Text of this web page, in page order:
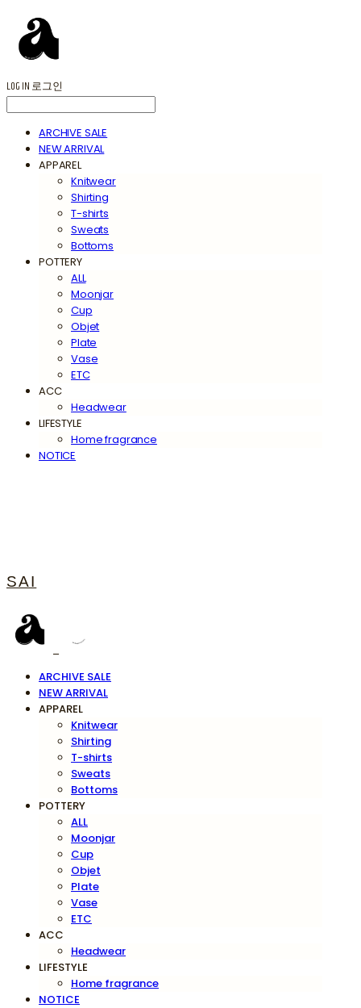
LOG IN 로그인
ARCHIVE SALE
NEW ARRIVAL
APPAREL
Knitwear
Shirting
T-shirts
Sweats
Bottoms
POTTERY
ALL
Moonjar
Cup
Objet
Plate
Vase
ETC
ACC
Headwear
LIFESTYLE
Home fragrance
NOTICE
SAI
ARCHIVE SALE
NEW ARRIVAL
APPAREL
Knitwear
Shirting
T-shirts
Sweats
Bottoms
POTTERY
ALL
Moonjar
Cup
Objet
Plate
Vase
ETC
ACC
Headwear
LIFESTYLE
Home fragrance
NOTICE